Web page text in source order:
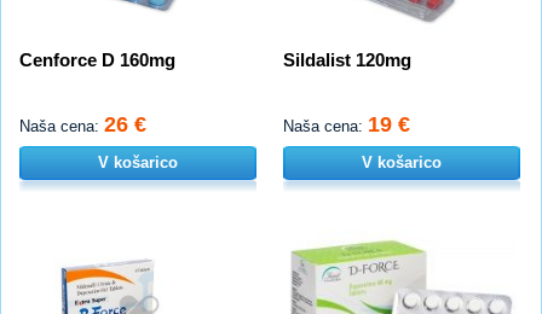
Cenforce D 160mg
Naša cena: 26 €
V košarico
Sildalist 120mg
Naša cena: 19 €
V košarico